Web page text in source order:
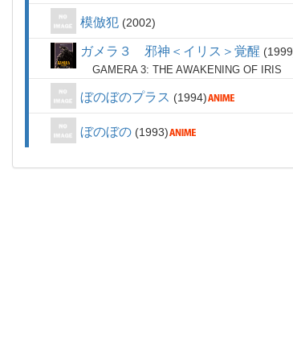
模倣犯 2002
ガメラ３ 邪神＜イリス＞覚醒 1999
GAMERA 3: THE AWAKENING OF IRIS
ぼのぼのプラス 1994
ぼのぼの 1993